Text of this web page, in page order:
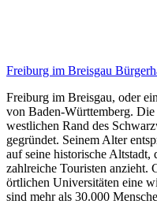
Freiburg im Breisgau
Freiburg im Breisgau, oder
von Baden-Württemberg.
westlichen Rand des
gegründet. Seinem Alter
auf seine historische
zahlreiche Touristen anzieht.
örtlichen Universitäten eine
sind mehr als 30.000